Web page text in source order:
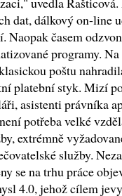
dat, dálkový on-line
Naopak časem
programy.
poštu
platební styk. Mizí
asistenti právníka
potřeba velké
extrémně
služby.
se na trhu práce
4.0, jehož cílem